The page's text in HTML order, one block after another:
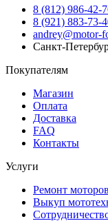
8 (812) 986-42-
8 (921) 883-73-
andrey@motor-
Санкт-
Покупателям
Магазин
Оплата
Доставка
FAQ
Контакты
Услуги
Ремонт моторов
Выкуп